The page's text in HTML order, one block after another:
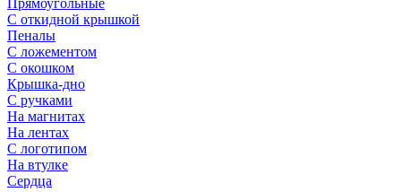
Прямоугольные
С откидной крышкой
Пеналы
С ложементом
С окошком
Крышка-дно
С ручками
На магнитах
На лентах
С логотипом
На втулке
Сердца